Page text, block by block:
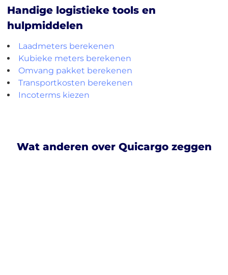
Handige logistieke tools en
hulpmiddelen
Laadmeters berekenen
Kubieke meters berekenen
Omvang pakket berekenen
Transportkosten berekenen
Incoterms kiezen
Wat anderen over Quicargo zeggen